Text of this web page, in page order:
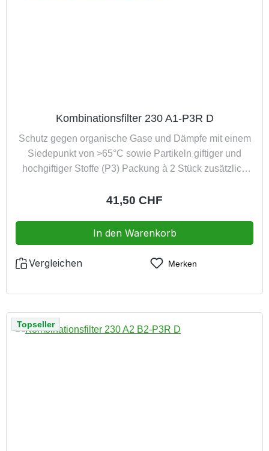
Kombinationsfilter 230 A1-P3R D
Schutz gegen organische Gase und Dämpfe mit einem
Siedepunkt von >65°C sowie Partikeln giftiger und
hochgiftiger Stoffe (P3) Packung à 2 Stück zusätzlich
veraschbar
Regulärer Preis:
41,50 CHF
In den Warenkorb
Vergleichen Merken
Topseller